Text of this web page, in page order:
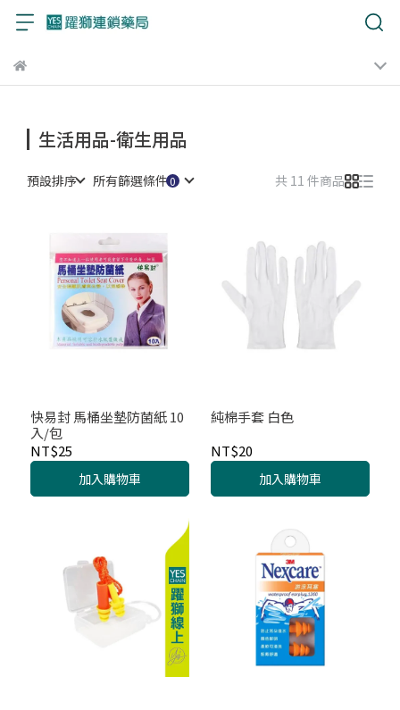
生活用品-衛生用品
預設排序 所有篩選條件 共 11 件商品
快易封 馬桶坐墊防菌紙 10
入/包
NT$25
加入購物車
純棉手套 白色
NT$20
加入購物車